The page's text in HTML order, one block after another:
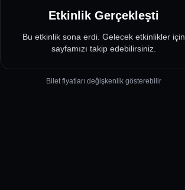
Etkinlik Gerçekleşti
Bu etkinlik sona erdi. Gelecek etkinlikler için
sayfamızı takip edebilirsiniz.
Bilet fiyatları değişkenlik gösterebilir